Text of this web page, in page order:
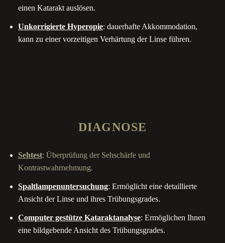
einen Katarakt auslösen.
Unkorrigierte Hyperopie: dauerhafte Akkommodation,
kann zu einer vorzeitigen Verhärtung der Linse führen.
DIAGNOSE
Sehtest: Überprüfung der Sehschärfe und
Kontrastwahrnehmung.
Spaltlampenuntersuchung: Ermöglicht eine detaillierte
Ansicht der Linse und ihres Trübungsgrades.
Computer gestütze Kataraktanalyse: Ermöglichen Ihnen
eine bildgebende Ansicht des Trübungsgrades.